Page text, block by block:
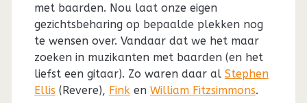
met baarden. Nou laat onze eigen
gezichtsbeharing op bepaalde plekken nog
te wensen over. Vandaar dat we het maar
zoeken in muzikanten met baarden (en het
liefst een gitaar). Zo waren daar al Stephen
Ellis (Revere), Finken William Fitzsimmons.